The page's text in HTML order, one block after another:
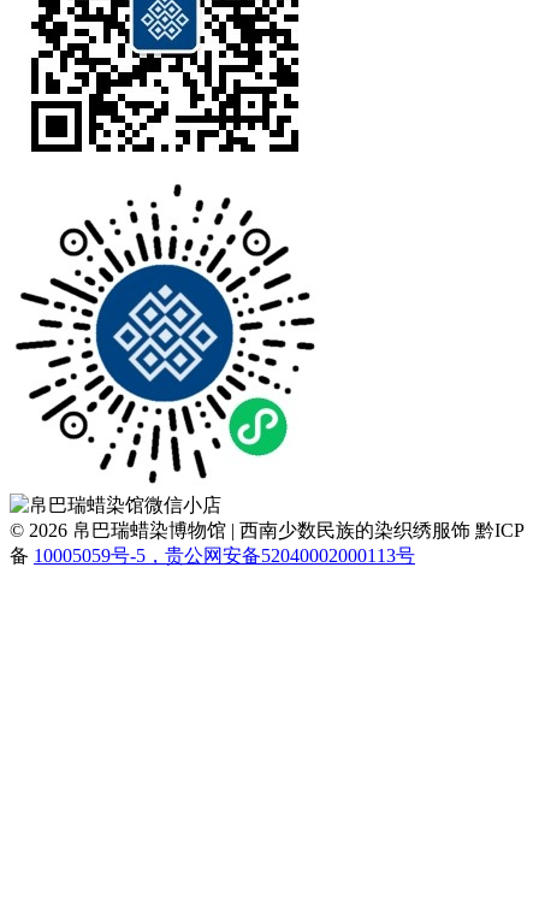
© 2026 帛巴瑞蜡染博物馆 | 西南少数民族的染织绣服饰 黔ICP
备 10005059号-5，贵公网安备52040002000113号